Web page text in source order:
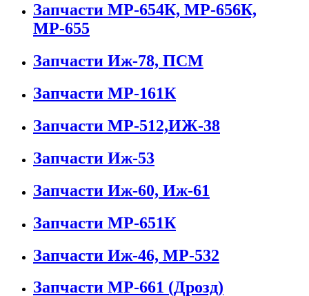
Запчасти МР-654К, МР-656К,
МР-655
Запчасти Иж-78, ПСМ
Запчасти МР-161К
Запчасти МР-512,ИЖ-38
Запчасти Иж-53
Запчасти Иж-60, Иж-61
Запчасти МР-651К
Запчасти Иж-46, МР-532
Запчасти МР-661 (Дрозд)